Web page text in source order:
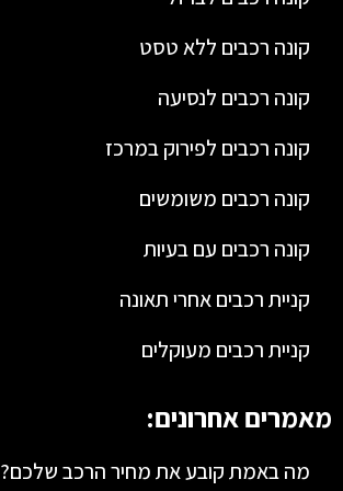
קונה רכבים ללא טסט
קונה רכבים לנסיעה
קונה רכבים לפירוק במרכז
קונה רכבים משומשים
קונה רכבים עם בעיות
קניית רכבים אחרי תאונה
קניית רכבים מעוקלים
מאמרים אחרונים:
מה באמת קובע את מחיר הרכב שלכם?